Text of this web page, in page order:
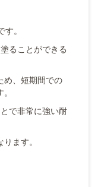
。
ることができる
め、短期間での
で非常に強い耐
ます。